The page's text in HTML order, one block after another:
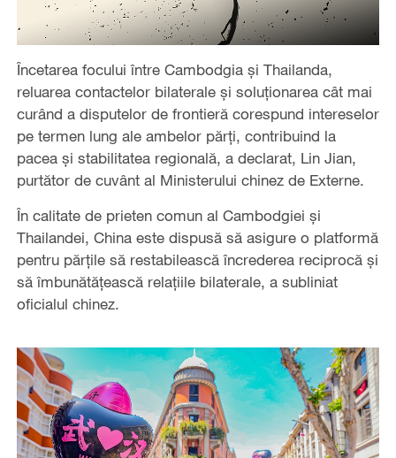
Încetarea focului între Cambodgia și Thailanda,
reluarea contactelor bilaterale și soluționarea cât mai
curând a disputelor de frontieră corespund intereselor
pe termen lung ale ambelor părți, contribuind la
pacea și stabilitatea regională, a declarat, Lin Jian,
purtător de cuvânt al Ministerului chinez de Externe.
În calitate de prieten comun al Cambodgiei și
Thailandei, China este dispusă să asigure o platformă
pentru părțile să restabilească încrederea reciprocă și
să îmbunătățească relațiile bilaterale, a subliniat
oficialul chinez.